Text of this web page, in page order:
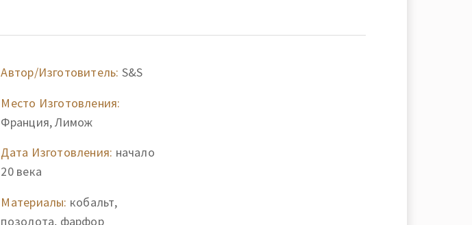
Автор/Изготовитель: S&S
Место Изготовления:
Франция, Лимож
Дата Изготовления: начало
20 века
Материалы: кобальт,
позолота, фарфор